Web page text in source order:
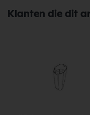
Klanten die dit